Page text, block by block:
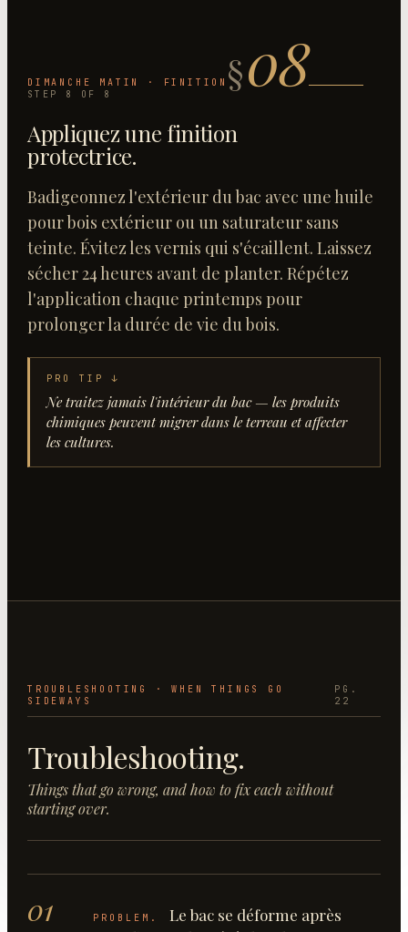
DIMANCHE MATIN · FINITION §08
STEP 8 OF 8
Appliquez une finition
protectrice.
Badigeonnez l'extérieur du bac avec une huile
pour bois extérieur ou un saturateur sans
teinte. Évitez les vernis qui s'écaillent. Laissez
sécher 24 heures avant de planter. Répétez
l'application chaque printemps pour
prolonger la durée de vie du bois.
PRO TIP ↓
Ne traitez jamais l'intérieur du bac — les produits
chimiques peuvent migrer dans le terreau et affecter
les cultures.
TROUBLESHOOTING · WHEN THINGS GO
SIDEWAYS
PG.
22
Troubleshooting.
Things that go wrong, and how to fix each without
starting over.
01 PROBLEM.
Le bac se déforme après